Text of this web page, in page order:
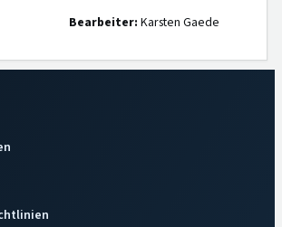
Bearbeiter: Karsten Gaede